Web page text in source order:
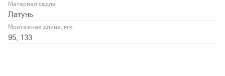
Материал седла
Латунь
Монтажная длина, мм
95, 133